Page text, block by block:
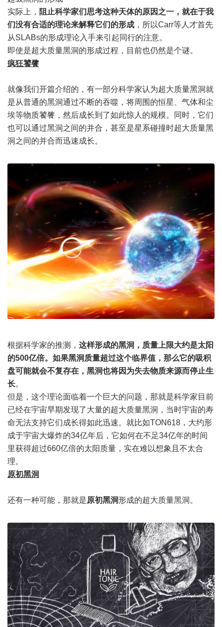
实际上， 阻止科学家们思考这种天体的原因之一，就在于我
们没有合适的理论来解释它们的形成 ，所以Carr等人才首先
从SLABs的形成理论入手来引起同行的注意。
即使是超大质量黑洞的形成过程，目前也仍然是个谜。
疯狂饕餮
就像我们开篇介绍的，有一部分科学家认为超大质量黑洞就
是从普通的黑洞通过不断的吞噬，将周围的恒星、气体和尘
埃等物质饕餮，然后成长到了如此惊人的规模。同时，它们
也可以通过黑洞之间的并合，甚至是星系碰撞时超大质量黑
洞之间的并合而迅速成长。
根据科学家的推测， 这样形成的黑洞，质量上限大约是太阳
的500亿倍。如果黑洞质量超过这个临界值，那么它的吸积
盘可能就会不复存在，黑洞也将因为失去物质来源而停止生
长。
但是，这个理论面临着一个巨大的问题，那就是科学家目前
已经在宇宙早期发现了大量的超大质量黑洞，当时宇宙的寿
命无法支持它们成长得如此迅速。就比如TON618，大约形
成于宇宙大爆炸的34亿年后，它如何在不足34亿年的时间
里获得超过660亿倍的太阳质量，实在难以想象且不太合
理。
原初黑洞
还有一种可能，那就是原初黑洞形成的超大质量黑洞。